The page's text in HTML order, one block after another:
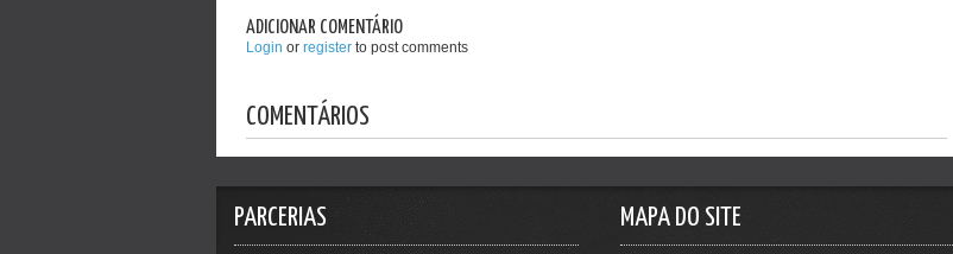
ADICIONAR COMENTÁRIO
Login or register to post comments
COMENTÁRIOS
PARCERIAS MAPA DO SITE